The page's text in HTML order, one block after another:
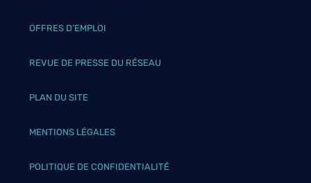
OFFRES D’EMPLOI
REVUE DE PRESSE DU RÉSEAU
PLAN DU SITE
MENTIONS LÉGALES
POLITIQUE DE CONFIDENTIALITÉ